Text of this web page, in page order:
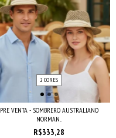
2 CORES
PRE VENTA - SOMBRERO AUSTRALIANO
NORMAN...
R$333,28